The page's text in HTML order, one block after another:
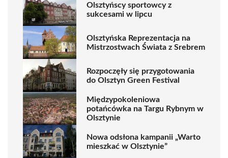
Olsztyńscy sportowcy z
sukcesami w lipcu
Olsztyńska Reprezentacja na
Mistrzostwach Świata z Srebrem
Rozpoczęły się przygotowania
do Olsztyn Green Festival
Międzypokoleniowa
potańcówka na Targu Rybnym w
Olsztynie
Nowa odsłona kampanii „Warto
mieszkać w Olsztynie”